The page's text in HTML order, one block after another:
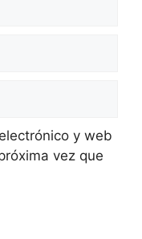
y web
vez que